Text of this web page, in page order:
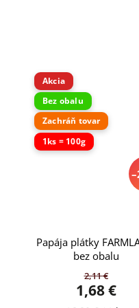
Akcia
Bez obalu
Zachráň tovar
1ks = 100g
Papája plátky
bez obalu
2,11 €
1,68 €